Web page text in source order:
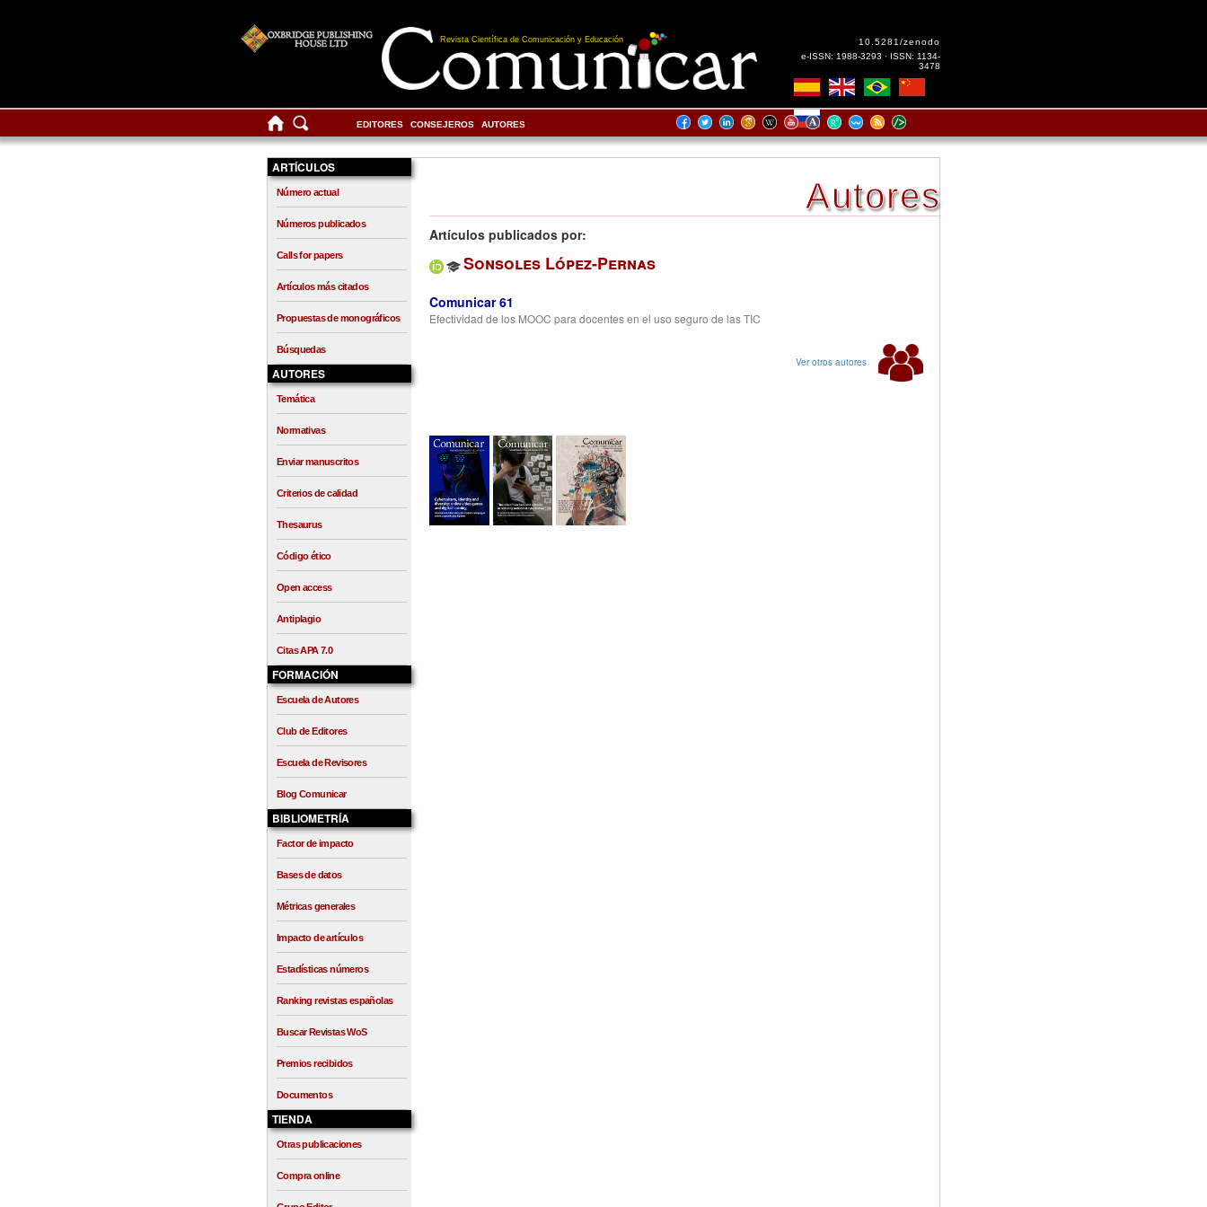
Revista Científica de Comunicación y Educación
10.5281/zenodo
e-ISSN: 1988-3293 · ISSN: 1134-
3478
EDITORES CONSEJEROS AUTORES
ARTÍCULOS
Número actual
Números publicados
Calls for papers
Artículos más citados
Propuestas de monográficos
Búsquedas
AUTORES
Temática
Normativas
Enviar manuscritos
Criterios de calidad
Thesaurus
Código ético
Open access
Antiplagio
Citas APA 7.0
FORMACIÓN
Escuela de Autores
Club de Editores
Escuela de Revisores
Blog Comunicar
BIBLIOMETRÍA
Factor de impacto
Bases de datos
Métricas generales
Impacto de artículos
Estadísticas números
Ranking revistas españolas
Buscar Revistas WoS
Premios recibidos
Documentos
TIENDA
Otras publicaciones
Compra online
Autores
Artículos publicados por:
Sonsoles López-Pernas
Comunicar 61
Efectividad de los MOOC para docentes en el uso seguro de las TIC
Ver otros autores